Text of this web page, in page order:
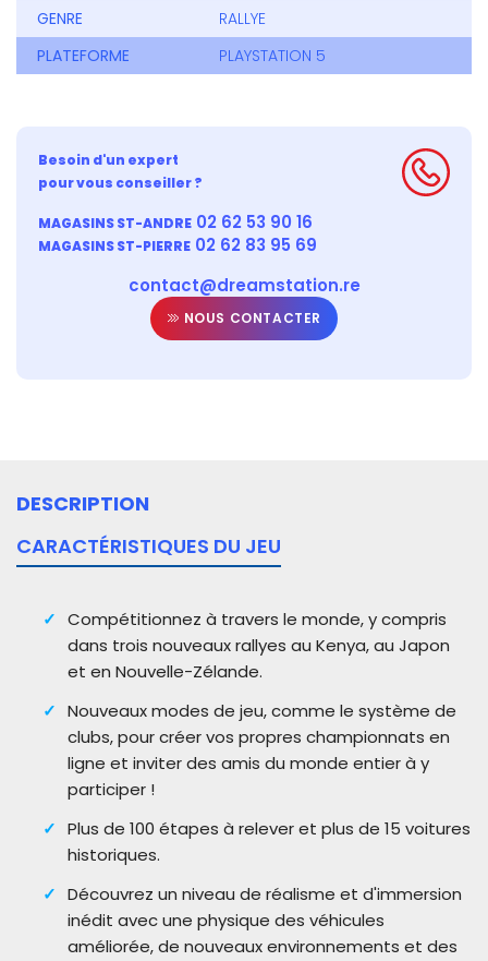
GENRE
RALLYE
PLATEFORME
PLAYSTATION 5
Besoin d'un expert
pour vous conseiller ?
MAGASINS ST-ANDRE 02 62 53 90 16
MAGASINS ST-PIERRE 02 62 83 95 69
contact@dreamstation.re
NOUS CONTACTER
DESCRIPTION
CARACTÉRISTIQUES DU JEU
Compétitionnez à travers le monde, y compris
dans trois nouveaux rallyes au Kenya, au Japon
et en Nouvelle-Zélande.
Nouveaux modes de jeu, comme le système de
clubs, pour créer vos propres championnats en
ligne et inviter des amis du monde entier à y
participer !
Plus de 100 étapes à relever et plus de 15 voitures
historiques.
Découvrez un niveau de réalisme et d'immersion
inédit avec une physique des véhicules
améliorée, de nouveaux environnements et des